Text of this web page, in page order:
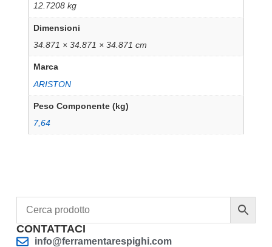
12.7208 kg
Dimensioni
34.871 × 34.871 × 34.871 cm
Marca
ARISTON
Peso Componente (kg)
7,64
CONTATTACI
info@ferramentarespighi.com